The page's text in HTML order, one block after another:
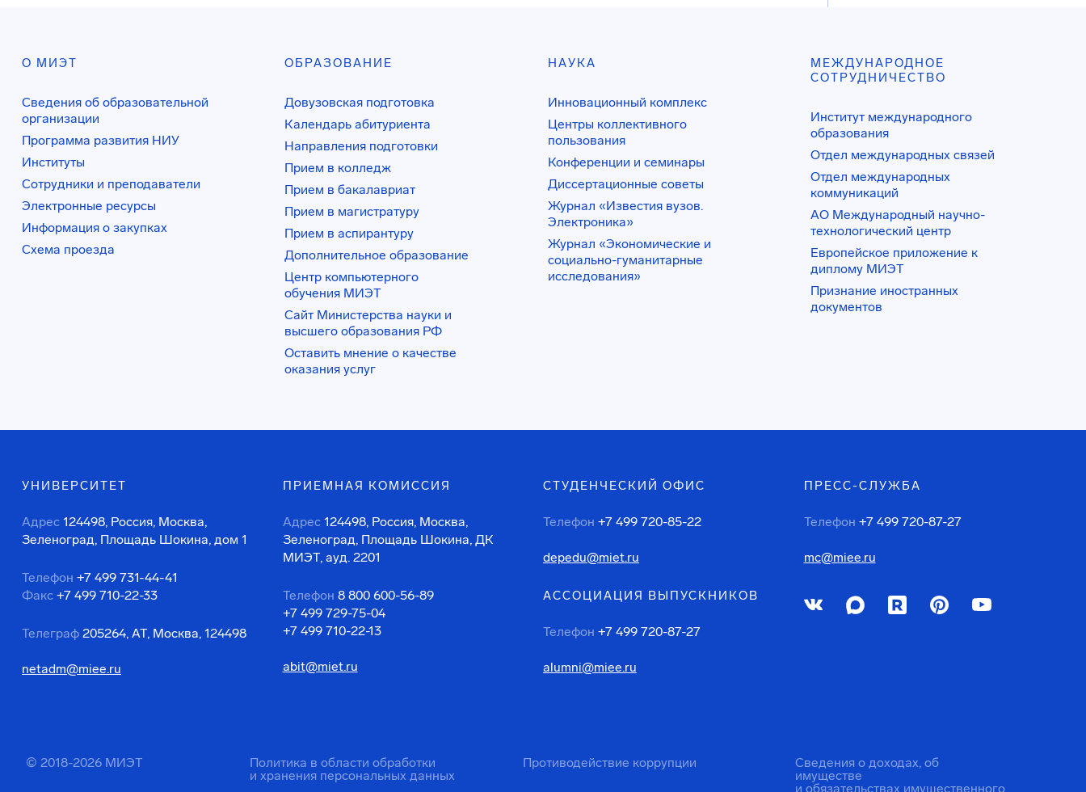
О МИЭТ
Сведения об образовательной
организации
Программа развития НИУ
Институты
Сотрудники и преподаватели
Электронные ресурсы
Информация о закупках
Схема проезда
ОБРАЗОВАНИЕ
Довузовская подготовка
Календарь абитуриента
Направления подготовки
Прием в колледж
Прием в бакалавриат
Прием в магистратуру
Прием в аспирантуру
Дополнительное образование
Центр компьютерного
обучения МИЭТ
Сайт Министерства науки и
высшего образования РФ
Оставить мнение о качестве
оказания услуг
НАУКА
Инновационный комплекс
Центры коллективного
пользования
Конференции и семинары
Диссертационные советы
Журнал «Известия вузов.
Электроника»
Журнал «Экономические и
социально-гуманитарные
исследования»
МЕЖДУНАРОДНОЕ
СОТРУДНИЧЕСТВО
Институт международного
образования
Отдел международных связей
Отдел международных
коммуникаций
АО Международный научно-
технологический центр
Европейское приложение к
диплому МИЭТ
Признание иностранных
документов
УНИВЕРСИТЕТ
Адрес 124498, Россия, Москва,
Зеленоград, Площадь Шокина, дом 1
Телефон +7 499 731-44-41
Факс +7 499 710-22-33
Телеграф 205264, АТ, Москва, 124498
netadm@miee.ru
ПРИЕМНАЯ КОМИССИЯ
Адрес 124498, Россия, Москва,
Зеленоград, Площадь Шокина, ДК
МИЭТ, ауд. 2201
Телефон 8 800 600-56-89
+7 499 729-75-04
+7 499 710-22-13
abit@miet.ru
СТУДЕНЧЕСКИЙ ОФИС
Телефон +7 499 720-85-22
depedu@miet.ru
АССОЦИАЦИЯ ВЫПУСКНИКОВ
Телефон +7 499 720-87-27
alumni@miee.ru
ПРЕСС-СЛУЖБА
Телефон +7 499 720-87-27
mc@miee.ru
© 2018-2026 МИЭТ
Политика в области обработки
и хранения персональных данных
Противодействие коррупции
Сведения о доходах, об
имуществе
и обязательствах имущественного